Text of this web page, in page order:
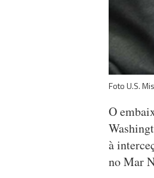
Foto U.S.
O
à
no Mar